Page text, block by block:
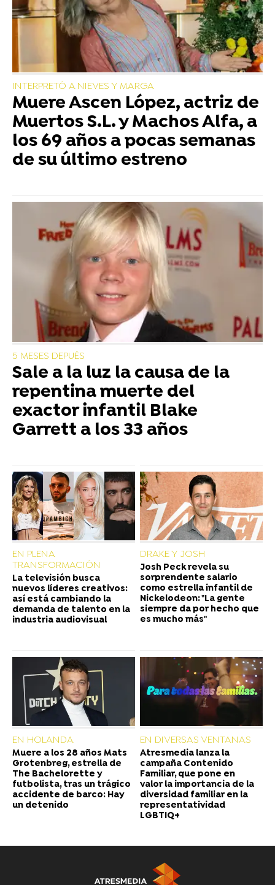
INTERPRETÓ A NIEVES Y MARGA
Muere Ascen López, actriz de
Muertos S.L. y Machos Alfa, a
los 69 años a pocas semanas
de su último estreno
5 MESES DEPUÉS
Sale a la luz la causa de la
repentina muerte del
exactor infantil Blake
Garrett a los 33 años
EN PLENA
TRANSFORMACIÓN
La televisión busca
nuevos líderes creativos:
así está cambiando la
demanda de talento en la
industria audiovisual
DRAKE Y JOSH
Josh Peck revela su
sorprendente salario
como estrella infantil de
Nickelodeon: "La gente
siempre da por hecho que
es mucho más"
EN HOLANDA
Muere a los 28 años Mats
Grotenbreg, estrella de
The Bachelorette y
futbolista, tras un trágico
accidente de barco: Hay
un detenido
EN DIVERSAS VENTANAS
Atresmedia lanza la
campaña Contenido
Familiar, que pone en
valor la importancia de la
diversidad familiar en la
representatividad
LGBTIQ+